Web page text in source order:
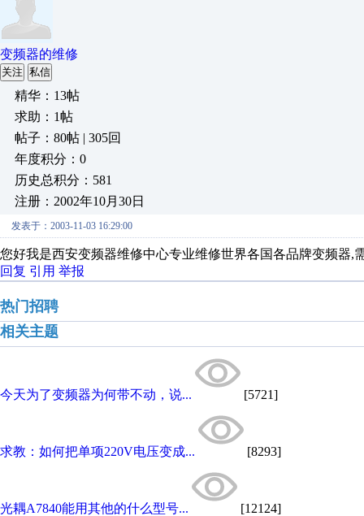
变频器的维修
关注 私信
精华：13帖
求助：1帖
帖子：80帖 | 305回
年度积分：0
历史总积分：581
注册：2002年10月30日
发表于：2003-11-03 16:29:00
您好我是西安变频器维修中心专业维修世界各国各品牌变频器,
回复 引用 举报
热门招聘
相关主题
今天为了变频器为何带不动，说... [5721]
求教：如何把单项220V电压变成... [8293]
光耦A7840能用其他的什么型号... [12124]